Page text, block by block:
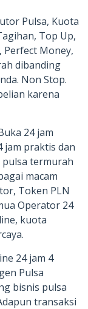
Pulsa, Kuota
Top Up,
Perfect Money,
dibanding
Non Stop.
karena
24 jam
jam praktis dan
termurah
macam
Token PLN
Operator 24
kuota
24 jam 4
Pulsa
bisnis pulsa
transaksi